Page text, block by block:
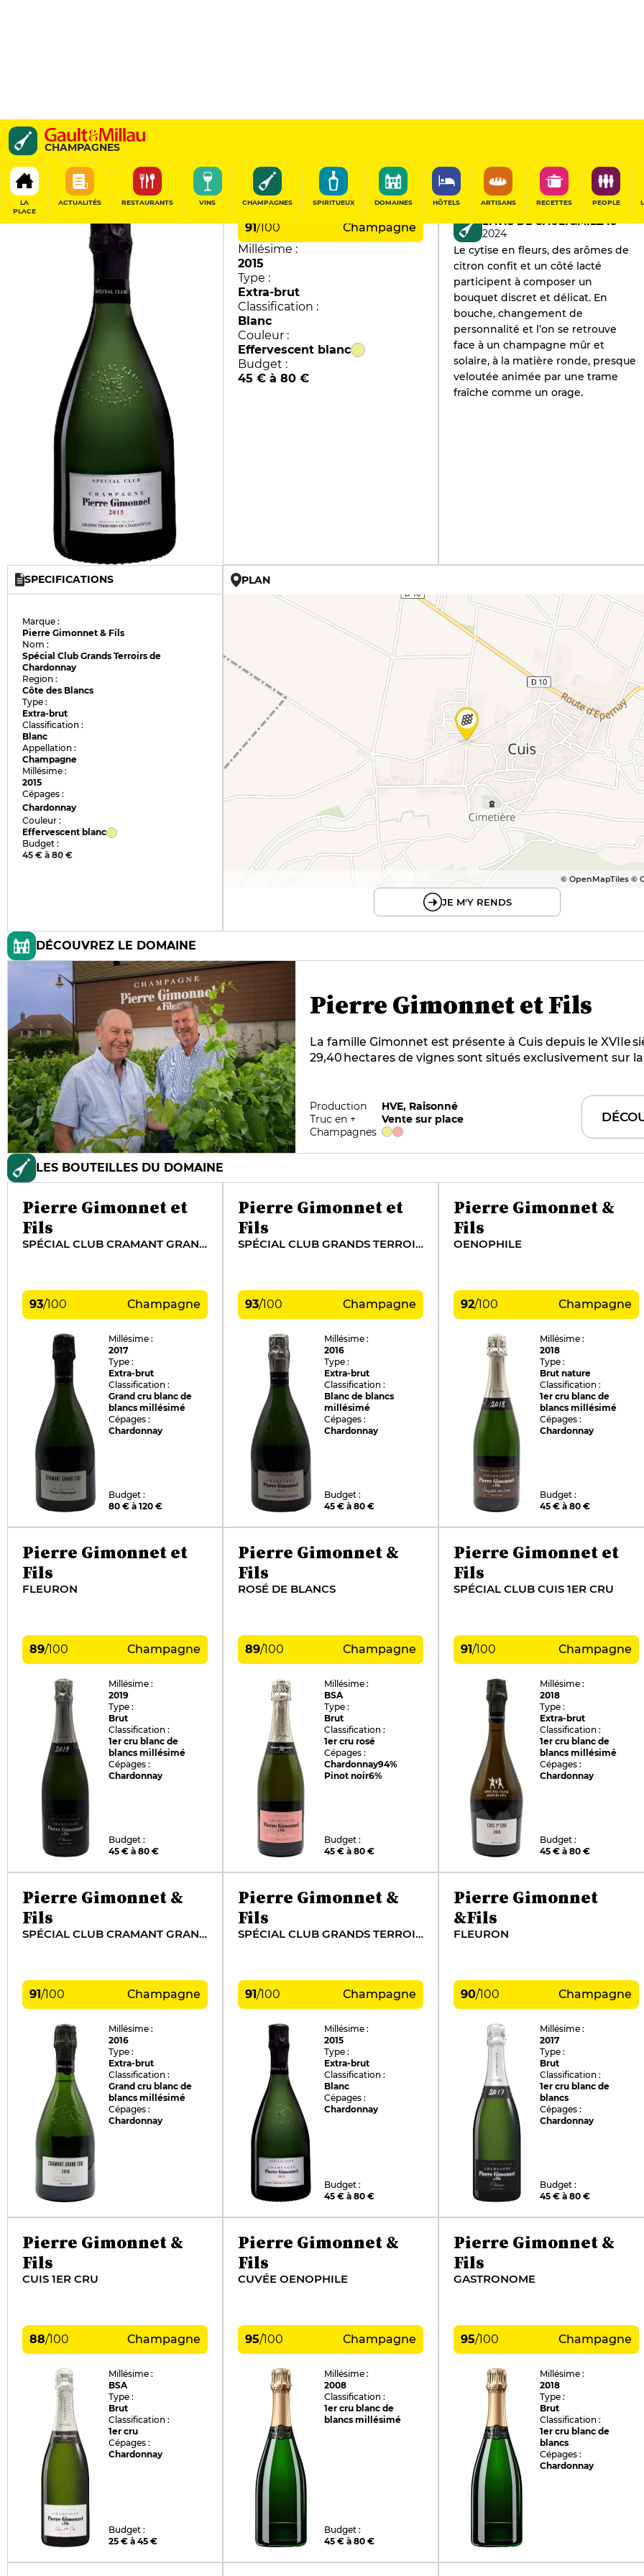
CHAMPAGNES
LA
PLACE
ACTUALITÉS RESTAURANTS VINS CHAMPAGNES SPIRITUEUX DOMAINES HÔTELS ARTISANS RECETTES PEOPLE
Spécial Club Grands Terroirs de
Chardonnay
Pierre Gimonnet & Fils
91/100
Champagne
Millésime :
2015
Type :
Extra-brut
Classification :
Blanc
Couleur :
Effervescent blanc
Budget :
45 € à 80 €
L'AVIS DE GAULT&MILLAU
2024
Le cytise en fleurs, des arômes de
citron confit et un côté lacté
participent à composer un
bouquet discret et délicat. En
bouche, changement de
personnalité et l’on se retrouve
face à un champagne mûr et
solaire, à la matière ronde, presque
veloutée animée par une trame
fraîche comme un orage.
SPECIFICATIONS
Marque :
Pierre Gimonnet & Fils
Nom :
Spécial Club Grands Terroirs de
Chardonnay
Region :
Côte des Blancs
Type :
Extra-brut
Classification :
Blanc
Appellation :
Champagne
Millésime :
2015
Cépages :
Chardonnay
Couleur :
Effervescent blanc
Budget :
45 € à 80 €
PLAN
© OpenMapTiles ©
JE M'Y RENDS
DÉCOUVREZ LE DOMAINE
Pierre Gimonnet et Fils
La famille Gimonnet est présente à Cuis depuis le XVIIe
29,40 hectares de vignes sont situés exclusivement sur la
famille accorde une grande importance au respect du
l’âge des vignes ainsi qu’à la maîtrise des assemblages.
vignoble représente 100% de leur approvisionnement.
Production
HVE, Raisonné
Truc en +
Vente sur place
Champagnes
LES BOUTEILLES DU DOMAINE
Pierre Gimonnet et
Fils
SPÉCIAL CLUB CRAMANT GRAND CRU
93/100 Champagne
Millésime :
2017
Type :
Extra-brut
Classification :
Grand cru blanc de
blancs millésimé
Cépages :
Chardonnay
Budget :
80 € à 120 €
Pierre Gimonnet et
Fils
SPÉCIAL CLUB GRANDS TERROIRS DE CHARDONNAY
93/100 Champagne
Millésime :
2016
Type :
Extra-brut
Classification :
Blanc de blancs
millésimé
Cépages :
Chardonnay
Budget :
45 € à 80 €
Pierre Gimonnet &
Fils
OENOPHILE
92/100 Champagne
Millésime :
2018
Type :
Brut nature
Classification :
1er cru blanc de
blancs millésimé
Cépages :
Chardonnay
Budget :
45 € à 80 €
Pierre Gimonnet et
Fils
FLEURON
89/100 Champagne
Millésime :
2019
Type :
Brut
Classification :
1er cru blanc de
blancs millésimé
Cépages :
Chardonnay
Budget :
45 € à 80 €
Pierre Gimonnet &
Fils
ROSÉ DE BLANCS
89/100 Champagne
Millésime :
BSA
Type :
Brut
Classification :
1er cru rosé
Cépages :
Chardonnay94%
Pinot noir6%
Budget :
45 € à 80 €
Pierre Gimonnet et
Fils
SPÉCIAL CLUB CUIS 1ER CRU
91/100 Champagne
Millésime :
2018
Type :
Extra-brut
Classification :
1er cru blanc de
blancs millésimé
Cépages :
Chardonnay
Budget :
45 € à 80 €
Pierre Gimonnet &
Fils
SPÉCIAL CLUB CRAMANT GRAND CRU
91/100 Champagne
Millésime :
2016
Type :
Extra-brut
Classification :
Grand cru blanc de
blancs millésimé
Cépages :
Chardonnay
Pierre Gimonnet &
Fils
SPÉCIAL CLUB GRANDS TERROIRS DE CHARDONNAY
91/100 Champagne
Millésime :
2015
Type :
Extra-brut
Classification :
Blanc
Cépages :
Chardonnay
Budget :
45 € à 80 €
Pierre Gimonnet
&Fils
FLEURON
90/100 Champagne
Millésime :
2017
Type :
Brut
Classification :
1er cru blanc de
blancs
Cépages :
Chardonnay
Budget :
45 € à 80 €
Pierre Gimonnet &
Fils
CUIS 1ER CRU
88/100 Champagne
Millésime :
BSA
Type :
Brut
Classification :
1er cru
Cépages :
Chardonnay
Budget :
25 € à 45 €
Pierre Gimonnet &
Fils
CUVÉE OENOPHILE
95/100 Champagne
Millésime :
2008
Classification :
1er cru blanc de
blancs millésimé
Budget :
45 € à 80 €
Pierre Gimonnet &
Fils
GASTRONOME
95/100 Champagne
Millésime :
2018
Type :
Brut
Classification :
1er cru blanc de
blancs
Cépages :
Chardonnay